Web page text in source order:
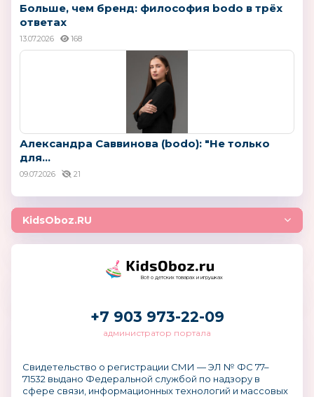
Больше, чем бренд: философия bodo в трёх
ответах
13.07.2026 168
Александра Саввинова (bodo): "Не только
для...
09.07.2026 21
KidsOboz.RU
Всё о детских товарах и игрушках
+7 903 973-22-09
администратор портала
Свидетельство о регистрации СМИ — ЭЛ № ФС 77–
71532 выдано Федеральной службой по надзору в
сфере связи, информационных технологий и массовых